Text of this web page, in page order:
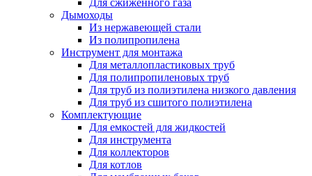
Для сжиженного газа
Дымоходы
Из нержавеющей стали
Из полипропилена
Инструмент для монтажа
Для металлопластиковых труб
Для полипропиленовых труб
Для труб из полиэтилена низкого давления
Для труб из сшитого полиэтилена
Комплектующие
Для емкостей для жидкостей
Для инструмента
Для коллекторов
Для котлов